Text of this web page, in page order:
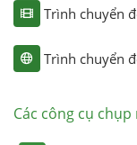
Trình chuyển
Trình chuyển
Các công cụ